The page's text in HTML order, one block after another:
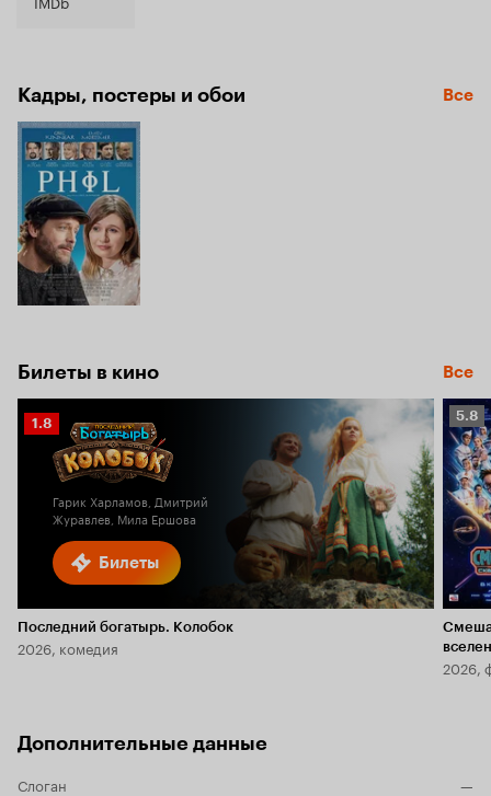
Кадры, постеры и обои Все
Билеты в кино Все
Билеты
Рейтинг
Кинопоиска
1.8
Гарик Харламов, Дмитрий
Журавлев, Мила Ершова
Последний богатырь. Колобок
2026, комедия
5.8
5.8
2026,
Дополнительные данные
Слоган
—